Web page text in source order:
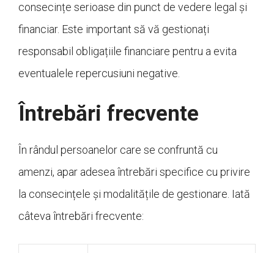
consecințe serioase din punct de vedere legal și
financiar. Este important să vă gestionați
responsabil obligațiile financiare pentru a evita
eventualele repercusiuni negative.
Întrebări frecvente
În rândul persoanelor care se confruntă cu
amenzi, apar adesea întrebări specifice cu privire
la consecințele și modalitățile de gestionare. Iată
câteva întrebări frecvente: